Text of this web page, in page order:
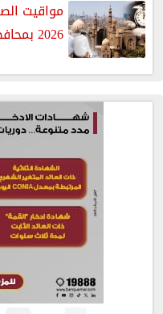
2026 بمحافظات الجمهورية